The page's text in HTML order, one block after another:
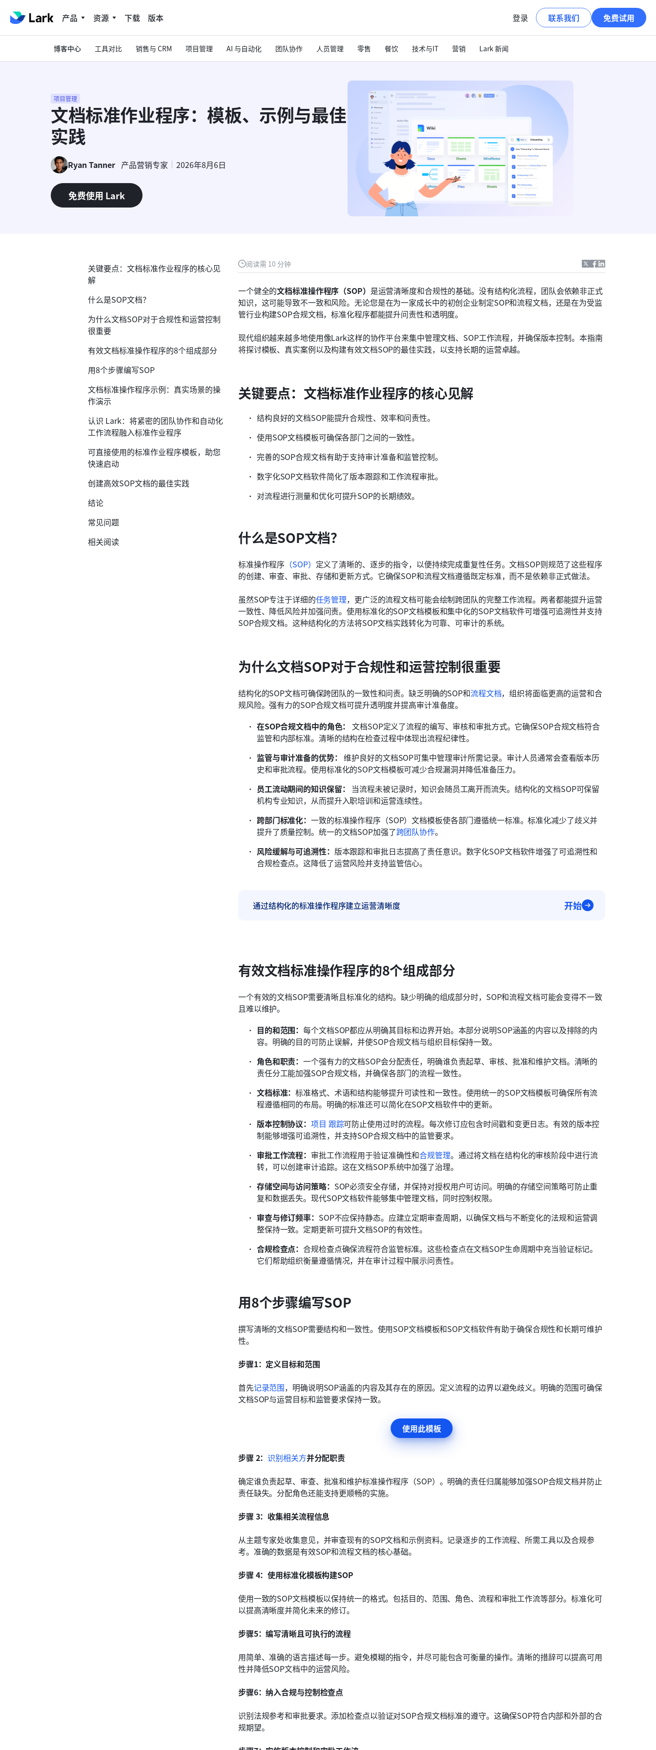
产品 资源 下载 版本 登录 联系我们 免费试用
博客中心 工具对比 销售与 CRM 项目管理 AI 与自动化 团队协作 人员管理 零售 餐饮 技术与IT 营销 Lark 新闻
项目管理
文档标准作业程序：模板、示例与最佳
实践
Ryan Tanner 产品营销专家 2026年8月6日
免费使用 Lark
阅读需 10 分钟
一个健全的文档标准操作程序（SOP） 是运营清晰度和合规性的基础。没有结构化流程，团队会依赖非正式
知识，这可能导致不一致和风险。无论您是在为一家成长中的初创企业制定SOP和流程文档，还是在为受监
管行业构建SOP合规文档，标准化程序都能提升问责性和透明度。
现代组织越来越多地使用像Lark这样的协作平台来集中管理文档、SOP工作流程，并确保版本控制。本指南
将探讨模板、真实案例以及构建有效文档SOP的最佳实践，以支持长期的运营卓越。
关键要点：文档标准作业程序的核心见解
结构良好的文档SOP能提升合规性、效率和问责性。
使用SOP文档模板可确保各部门之间的一致性。
完善的SOP合规文档有助于支持审计准备和监管控制。
数字化SOP文档软件简化了版本跟踪和工作流程审批。
对流程进行测量和优化可提升SOP的长期绩效。
什么是SOP文档？
标准操作程序 （SOP） 定义了清晰的、逐步的指令，以便持续完成重复性任务。文档SOP则规范了这些程序
的创建、审查、审批、存储和更新方式。它确保SOP和流程文档遵循既定标准，而不是依赖非正式做法。
虽然SOP专注于详细的任务管理，更广泛的流程文档可能会绘制跨团队的完整工作流程。两者都能提升运营
一致性、降低风险并加强问责。使用标准化的SOP文档模板和集中化的SOP文档软件可增强可追溯性并支持
SOP合规文档。这种结构化的方法将SOP文档实践转化为可靠、可审计的系统。
为什么文档SOP对于合规性和运营控制很重要
结构化的SOP文档可确保跨团队的一致性和问责。缺乏明确的SOP和流程文档，组织将面临更高的运营和合
规风险。强有力的SOP合规文档可提升透明度并提高审计准备度。
在SOP合规文档中的角色： 文档SOP定义了流程的编写、审核和审批方式。它确保SOP合规文档符合
监管和内部标准。清晰的结构在检查过程中体现出流程纪律性。
监管与审计准备的优势： 维护良好的文档SOP可集中管理审计所需记录。审计人员通常会查看版本历
史和审批流程。使用标准化的SOP文档模板可减少合规漏洞并降低准备压力。
员工流动期间的知识保留：
当流程未被记录时，知识会随员工离开而流失。结构化的文档SOP可保留
机构专业知识，从而提升入职培训和运营连续性。
跨部门标准化：一致的标准操作程序（SOP）文档模板使各部门遵循统一标准。标准化减少了歧义并
提升了质量控制。统一的文档SOP加强了跨团队协作。
风险缓解与可追溯性： 版本跟踪和审批日志提高了责任意识。数字化SOP文档软件增强了可追溯性和
合规检查点。这降低了运营风险并支持监管信心。
通过结构化的标准操作程序建立运营清晰度 开始
有效文档标准操作程序的8个组成部分
一个有效的文档SOP需要清晰且标准化的结构。缺少明确的组成部分时，SOP和流程文档可能会变得不一致
且难以维护。
目的和范围：每个文档SOP都应从明确其目标和边界开始。本部分说明SOP涵盖的内容以及排除的内
容。明确的目的可防止误解，并使SOP合规文档与组织目标保持一致。
角色和职责：一个强有力的文档SOP会分配责任，明确谁负责起草、审核、批准和维护文档。清晰的
责任分工能加强SOP合规文档，并确保各部门的流程一致性。
文档标准：标准格式、术语和结构能够提升可读性和一致性。使用统一的SOP文档模板可确保所有流
程遵循相同的布局。明确的标准还可以简化在SOP文档软件中的更新。
版本控制协议：项目 跟踪可防止使用过时的流程。每次修订应包含时间戳和变更日志。有效的版本控
制能够增强可追溯性，并支持SOP合规文档中的监管要求。
审批工作流程： 审批工作流程用于验证准确性和合规管理。通过将文档在结构化的审核阶段中进行流
转，可以创建审计追踪。这在文档SOP系统中加强了治理。
存储空间与访问策略： SOP必须安全存储，并保持对授权用户可访问。明确的存储空间策略可防止重
复和数据丢失。现代SOP文档软件能够集中管理文档，同时控制权限。
审查与修订频率： SOP不应保持静态。应建立定期审查周期，以确保文档与不断变化的法规和运营调
整保持一致。定期更新可提升文档SOP的有效性。
合规检查点： 合规检查点确保流程符合监管标准。这些检查点在文档SOP生命周期中充当验证标记。
它们帮助组织衡量遵循情况，并在审计过程中展示问责性。
用8个步骤编写SOP
撰写清晰的文档SOP需要结构和一致性。使用SOP文档模板和SOP文档软件有助于确保合规性和长期可维护
性。
步骤1：定义目标和范围
首先记录范围，明确说明SOP涵盖的内容及其存在的原因。定义流程的边界以避免歧义。明确的范围可确保
文档SOP与运营目标和监管要求保持一致。
使用此模板
步骤 2：识别相关方并分配职责
确定谁负责起草、审查、批准和维护标准操作程序（SOP）。明确的责任归属能够加强SOP合规文档并防止
责任缺失。分配角色还能支持更顺畅的实施。
步骤 3：收集相关流程信息
从主题专家处收集意见，并审查现有的SOP文档和示例资料。记录逐步的工作流程、所需工具以及合规参
考。准确的数据是有效SOP和流程文档的核心基础。
步骤 4：使用标准化模板构建SOP
使用一致的SOP文档模板以保持统一的格式。包括目的、范围、角色、流程和审批工作流等部分。标准化可
以提高清晰度并简化未来的修订。
步骤5：编写清晰且可执行的流程
用简单、准确的语言描述每一步。避免模糊的指令，并尽可能包含可衡量的操作。清晰的措辞可以提高可用
性并降低SOP文档中的运营风险。
步骤6：纳入合规与控制检查点
识别法规参考和审批要求。添加检查点以验证对SOP合规文档标准的遵守。这确保SOP符合内部和外部的合
规期望。
关键要点：文档标准作业程序的核心见
解
什么是SOP文档？
为什么文档SOP对于合规性和运营控制
很重要
有效文档标准操作程序的8个组成部分
用8个步骤编写SOP
文档标准操作程序示例：真实场景的操
作演示
认识 Lark：将紧密的团队协作和自动化
工作流程融入标准作业程序
可直接使用的标准作业程序模板，助您
快速启动
创建高效SOP文档的最佳实践
结论
常见问题
相关阅读